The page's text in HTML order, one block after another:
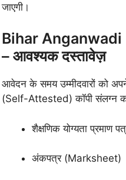
जाएगी।
Bihar
– आवश्यक दस्तावेज़
आवेदन के समय उम्मीदवारों को
(Self-Attested) कॉपी संलग्न
शैक्षणिक योग्यता प्रमाण
अंकपत्र (Marksheet)